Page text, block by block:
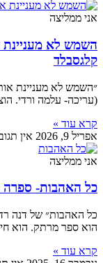
אני ממליצה
השמש לא
קלגסבלד
״השמש לא מעניינת
(עריכה- עלמה ורדי.
קרא עוד »
אפריל 9, 2026
אין
אני ממליצה
כל האהבות-
כל האהבות״ של דנה
הוא ספר מרתק. הוא
קרא עוד »